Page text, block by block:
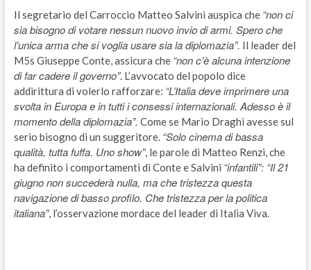
Il segretario del Carroccio Matteo Salvini auspica che “non ci
sia bisogno di votare nessun nuovo invio di armi. Spero che
l’unica arma che si voglia usare sia la diplomazia”. Il leader del
M5s Giuseppe Conte, assicura che “non c’è alcuna intenzione
di far cadere il governo”. L’avvocato del popolo dice
addirittura di volerlo rafforzare: “L’Italia deve imprimere una
svolta in Europa e in tutti i consessi internazionali. Adesso è il
momento della diplomazia”. Come se Mario Draghi avesse sul
serio bisogno di un suggeritore. “Solo cinema di bassa
qualità, tutta fuffa. Uno show”, le parole di Matteo Renzi, che
ha definito i comportamenti di Conte e Salvini “infantili”: “Il 21
giugno non succederà nulla, ma che tristezza questa
navigazione di basso profilo. Che tristezza per la politica
italiana”, l’osservazione mordace del leader di Italia Viva.